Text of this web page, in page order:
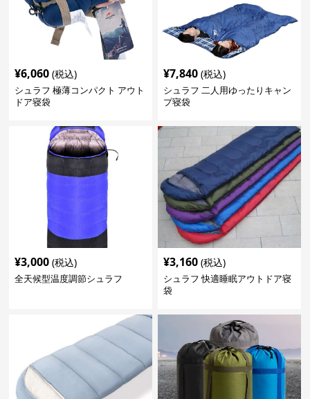
¥6,060 (税込)
シュラフ 極薄コンパクト アウト
ドア寝袋
¥7,840 (税込)
シュラフ 二人用ゆったりキャン
プ寝袋
¥3,000 (税込)
全天候型温度調節シュラフ
¥3,160 (税込)
シュラフ 快適睡眠アウトドア寝
袋